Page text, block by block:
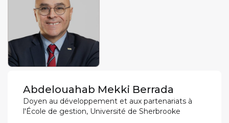
Abdelouahab Mekki Berrada
Doyen au développement et aux partenariats à
l'École de gestion, Université de Sherbrooke